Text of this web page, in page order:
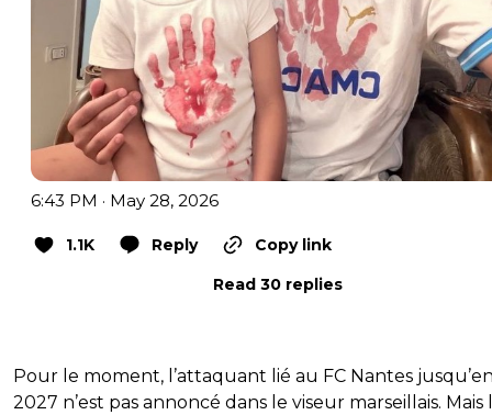
6:43 PM · May 28, 2026
1.1K Reply
Copy link
Read 30 replies
Pour le moment, l’attaquant lié au FC Nantes
2027 n’est pas annoncé dans le viseur marseillais. Mais